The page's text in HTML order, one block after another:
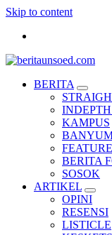
Skip to content
Pemandu Wawasan
BERITA
KAMPUS
FEATURE
BERITA
SOSOK
ARTIKEL
OPINI
RESENSI
LISTICLE